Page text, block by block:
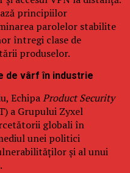
principiilor
parolelor stabilite
întregi clase de
produselor.
de vârf în industrie
EchipaProduct Security
a Grupului Zyxel
globali în
unei politici
și al unui